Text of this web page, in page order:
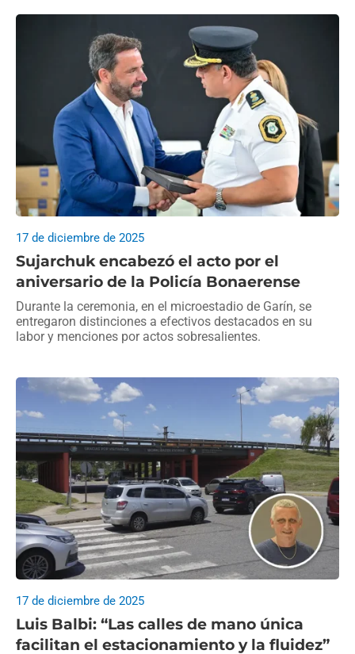
Sujarchuk encabezó el acto por el
aniversario de la Policía Bonaerense
17 de diciembre de 2025
Durante la ceremonia, en el microestadio de Garín, se
entregaron distinciones a efectivos destacados en su
labor y menciones por actos sobresalientes.
Luis Balbi: “Las calles de mano única
facilitan el estacionamiento y la fluidez”
17 de diciembre de 2025